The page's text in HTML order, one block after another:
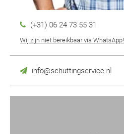
(+31) 06 24 73 55 31
Wij zijn niet bereikbaar via WhatsApp!
info@schuttingservice.nl